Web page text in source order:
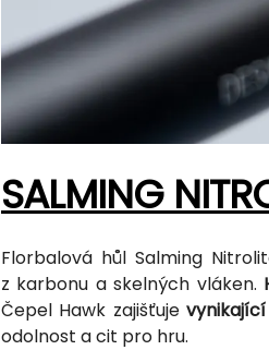
SALMING
Florbalová hůl Salming
z karbonu a skelných vláken.
Čepel Hawk zajišťuje
odolnost a cit pro hru.